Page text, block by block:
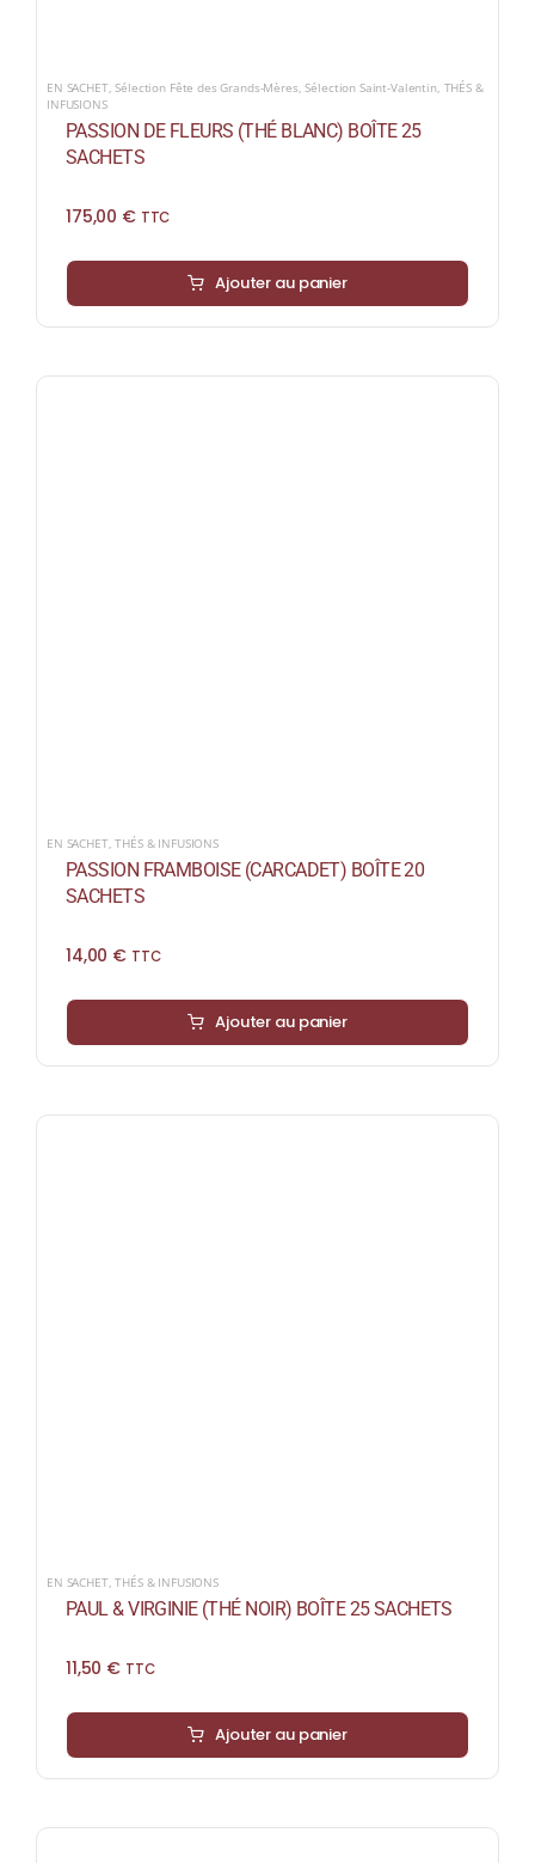
EN SACHET,Sélection Fête des Grands-Mères ,Sélection Saint-Valentin, THÉS &
INFUSIONS
PASSION DE FLEURS (THÉ BLANC) BOÎTE 25
SACHETS
175,00 € TTC
Ajouter au panier
EN SACHET,THÉS & INFUSIONS
PASSION FRAMBOISE (CARCADET) BOÎTE 20
SACHETS
14,00 € TTC
Ajouter au panier
EN SACHET,THÉS & INFUSIONS
PAUL & VIRGINIE (THÉ NOIR) BOÎTE 25 SACHETS
11,50 € TTC
Ajouter au panier